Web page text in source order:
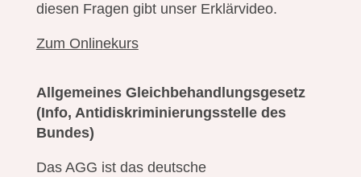
diesen Fragen gibt unser Erklärvideo.
Zum Onlinekurs
Allgemeines Gleichbehandlungsgesetz
(Info, Antidiskriminierungsstelle des
Bundes)
Das AGG ist das deutsche